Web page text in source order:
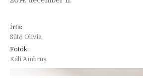
Írta:
Sütő Olivia
Fotók:
Káli Ambrus